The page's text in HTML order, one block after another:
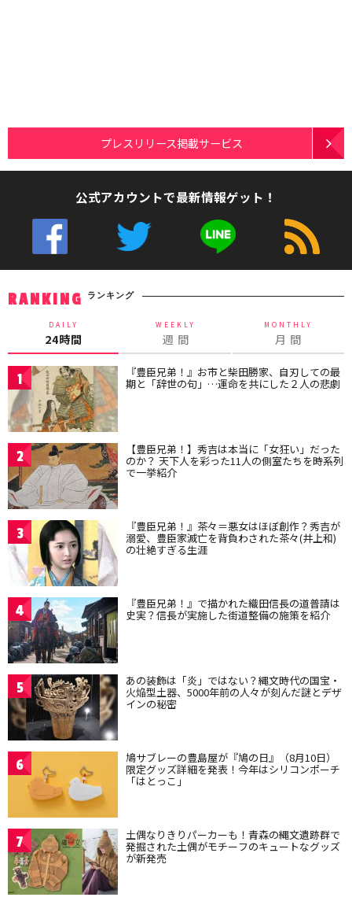
プレスリリース掲載サービス
公式アカウントで最新情報ゲット！
RANKING ランキング
DAILY
24時間
WEEKLY
週 間
MONTHLY
月 間
1 『豊臣兄弟！』お市と柴田勝家、自刃しての最
期と「辞世の句」…運命を共にした２人の悲劇
2 【豊臣兄弟！】秀吉は本当に「女狂い」だった
のか？ 天下人を彩った11人の側室たちを時系列
で一挙紹介
3 『豊臣兄弟！』茶々＝悪女はほぼ創作？秀吉が
溺愛、豊臣家滅亡を背負わされた茶々(井上和)
の壮絶すぎる生涯
4 『豊臣兄弟！』で描かれた織田信長の道普請は
史実？信長が実施した街道整備の施策を紹介
5 あの装飾は「炎」ではない？縄文時代の国宝・
火焔型土器、5000年前の人々が刻んだ謎とデザ
インの秘密
6 鳩サブレーの豊島屋が『鳩の日』（8月10日）
限定グッズ詳細を発表！今年はシリコンポーチ
「はとっこ」
7 土偶なりきりパーカーも！青森の縄文遺跡群で
発掘された土偶がモチーフのキュートなグッズ
が新発売